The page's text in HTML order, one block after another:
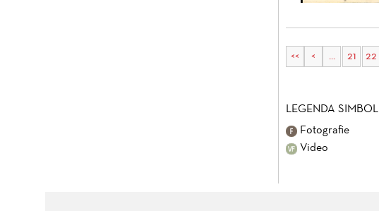
<< < ... 21 22
LEGENDA SIMBOLI
Fotografie
Video